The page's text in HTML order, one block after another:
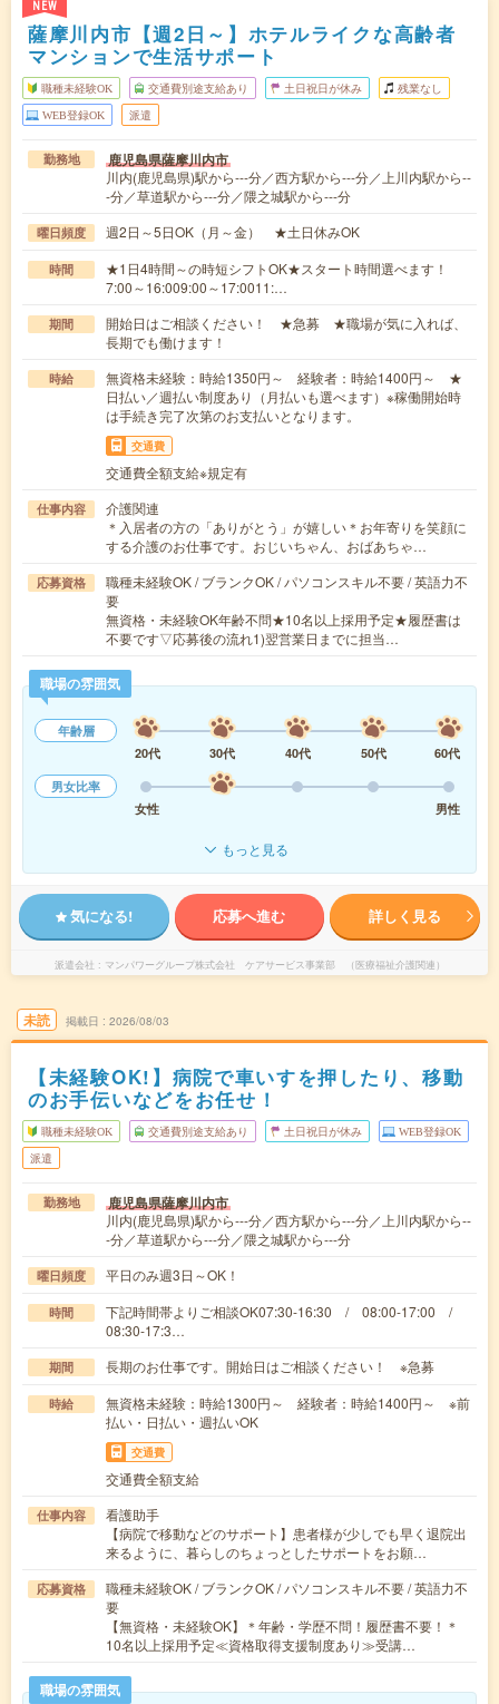
NEW
薩摩川内市【週2日～】ホテルライクな高齢者
マンションで生活サポート
職種未経験OK 交通費別途支給あり 土日祝日が休み 残業なし
WEB登録OK 派遣
勤務地 鹿児島県薩摩川内市
川内(鹿児島県)駅から---分／西方駅から---分／上川内駅から--
-分／草道駅から---分／隈之城駅から---分
曜日頻度 週2日～5日OK（月～金） ★土日休みOK
時間
★1日4時間～の時短シフトOK★スタート時間選べます！
7:00～16:009:00～17:0011:…
期間
開始日はご相談ください！ ★急募 ★職場が気に入れば、
長期でも働けます！
時給
無資格未経験：時給1350円～ 経験者：時給1400円～ ★
日払い／週払い制度あり（月払いも選べます）※稼働開始時
は手続き完了次第のお支払いとなります。
交通費
交通費全額支給※規定有
仕事内容
介護関連
＊入居者の方の「ありがとう」が嬉しい＊お年寄りを笑顔に
する介護のお仕事です。おじいちゃん、おばあちゃ…
応募資格
職種未経験OK / ブランクOK / パソコンスキル不要 / 英語力不
要
無資格・未経験OK年齢不問★10名以上採用予定★履歴書は
不要です▽応募後の流れ1)翌営業日までに担当…
職場の雰囲気
年齢層
20代
30代 40代 50代
60代
男女比率
女性
男性
もっと見る
気になる! 応募へ進む 詳しく見る
派遣会社 マンパワーグループ株式会社 ケアサービス事業部 （医療福祉介護関連）
未読 掲載日 2026/08/03
【未経験OK!】病院で車いすを押したり、移動
のお手伝いなどをお任せ！
職種未経験OK 交通費別途支給あり 土日祝日が休み WEB登録OK
派遣
勤務地 鹿児島県薩摩川内市
川内(鹿児島県)駅から---分／西方駅から---分／上川内駅から--
-分／草道駅から---分／隈之城駅から---分
曜日頻度 平日のみ週3日～OK！
時間
下記時間帯よりご相談OK07:30-16:30 / 08:00-17:00 /
08:30-17:3…
期間 長期のお仕事です。開始日はご相談ください！ ※急募
時給
無資格未経験：時給1300円～ 経験者：時給1400円～ ※前
払い・日払い・週払いOK
交通費
交通費全額支給
仕事内容
看護助手
【病院で移動などのサポート】患者様が少しでも早く退院出
来るように、暮らしのちょっとしたサポートをお願…
応募資格
職種未経験OK / ブランクOK / パソコンスキル不要 / 英語力不
要
【無資格・未経験OK】＊年齢・学歴不問！履歴書不要！＊
10名以上採用予定≪資格取得支援制度あり≫受講…
職場の雰囲気